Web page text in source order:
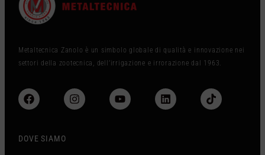
Metaltecnica Zanolo è un simbolo globale di qualità e innovazione nei
settori della zootecnica, dell’irrigazione e irrorazione dal 1963.
DOVE SIAMO